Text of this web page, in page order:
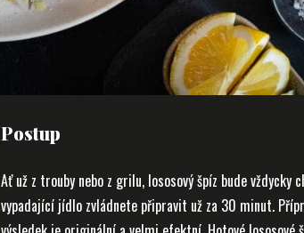
Postup
Ať už z trouby nebo z grilu, lososový špíz bude vždycky
vypadající jídlo zvládnete připravit už za 30 minut.